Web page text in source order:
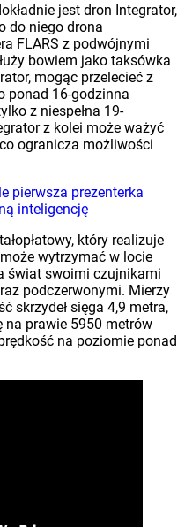
jest dron Integrator,
do niego drona
FLARS z podwójnymi
bowiem jako taksówka
mogąc przelecieć z
ponad 16-godzinna
z niespełna 19-
z kolei może ważyć
ogranicza możliwości
pierwsza prezenterka
inteligencję
który realizuje
wytrzymać w locie
świat swoimi czujnikami
podczerwonymi. Mierzy
skrzydeł sięga 4,9 metra,
na prawie 5950 metrów
na poziomie ponad